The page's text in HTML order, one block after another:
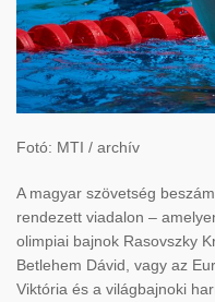
Fotó: MTI / archív
A magyar szövetség
rendezett viadalon –
olimpiai bajnok Rasovszky
Betlehem Dávid, vagy az
Viktória és a világbajnoki